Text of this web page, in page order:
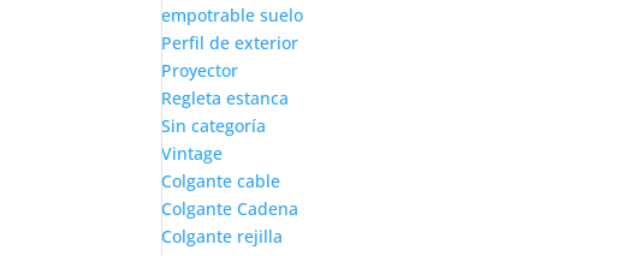
empotrable suelo
Perfil de exterior
Proyector
Regleta estanca
Sin categoría
Vintage
Colgante cable
Colgante Cadena
Colgante rejilla